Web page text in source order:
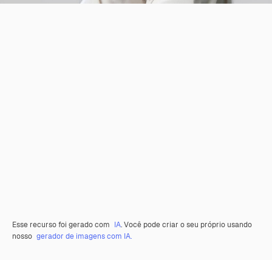
Esse recurso foi gerado com IA. Você pode criar o seu próprio usando
nosso gerador de imagens com IA.